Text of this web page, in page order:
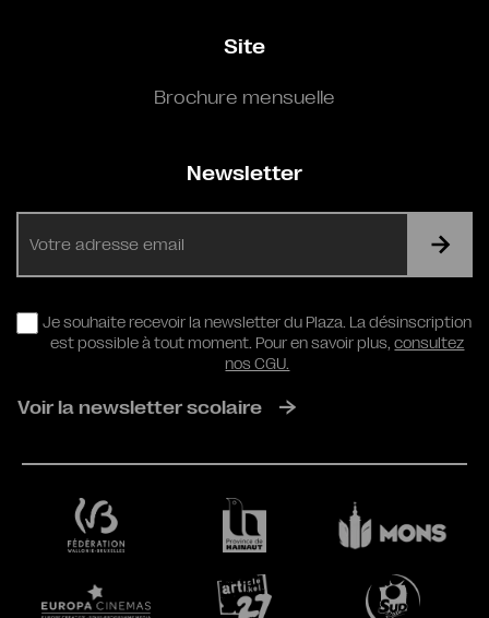
Site
Brochure mensuelle
Newsletter
RGPD
Je souhaite recevoir la newsletter du Plaza. La désinscription
est possible à tout moment. Pour en savoir plus,consultez
nos CGU.
Voir la newsletter scolaire